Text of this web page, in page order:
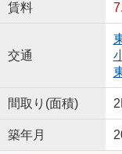
賃料
交通
間取り(面積)
築年月